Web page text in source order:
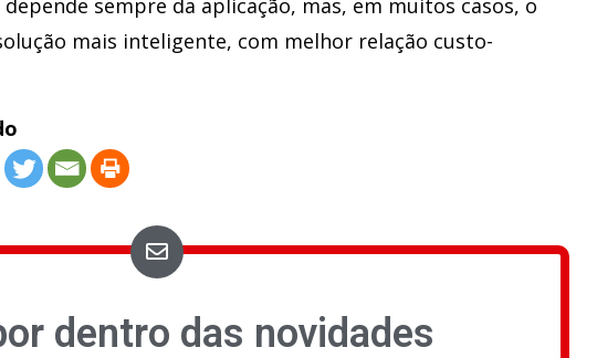
sempre da aplicação, mas, em muitos casos, o
mais inteligente, com melhor relação custo-
dentro das novidades